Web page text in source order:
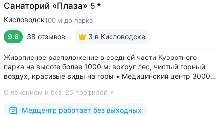
Санаторий «Плаза» 5
Кисловодск100 м до парка
9.6 38 отзывов 3 в Кисловодске
Живописное расположение в средней части Курортного
парка на высоте более 1000 м: вокруг лес, чистый горный
воздух, красивые виды на горы • Медицинский центр 3000
квалификации • Более 1000 видов диагностики и ДНК-
исследований. Есть диагностика...
С лечением и без, 25 профилей
Медцентр работает без выходных